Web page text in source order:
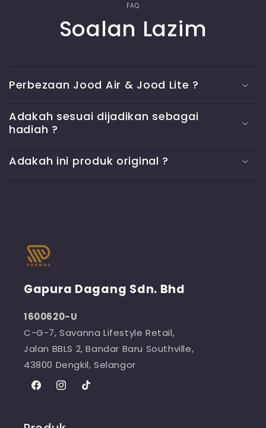
FAQ
Soalan Lazim
Perbezaan Jood Air & Jood Lite ?
Adakah sesuai dijadikan sebagai
hadiah ?
Adakah ini produk original ?
Gapura Dagang Sdn. Bhd
1600620-U
C-G-7, Savanna Lifestyle Retail,
Jalan BBLS 2, Bandar Baru Southville,
43800 Dengkil, Selangor
FacebookInstagram
TikTok